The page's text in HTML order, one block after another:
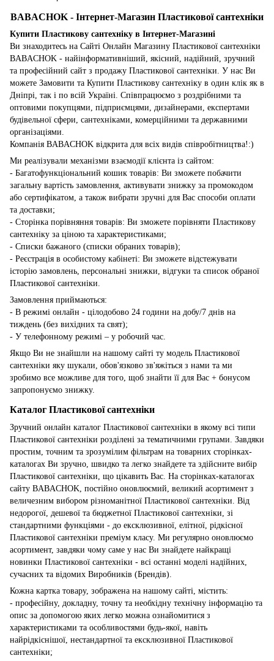
BABACHOK - Інтернет-Магазин Пластикової сантехніки
Купити Пластикову сантехніку в Інтернет-Магазині
Ви знаходитесь на Сайті Онлайн Магазину Пластикової сантехніки
BABACHOK - найінформативніший, якісний, надійний, зручний
та професійний сайт з продажу Пластикової сантехніки. У нас Ви
можете Замовити та Купити Пластикову сантехніку в один клік як в
Дніпрі, так і по всій Україні. Співпрацюємо з роздрібними та
оптовими покупцями, підприємцями, дизайнерами, експертами
будівельної сфери, сантехніками, комерційними та державними
організаціями.
Компанія BABACHOK відкрита для всіх видів співробітництва!:)
Ми реалізували механізми взаємодії клієнта із сайтом:
- Багатофункціональний кошик товарів: Ви зможете побачити
загальну вартість замовлення, активувати знижку за промокодом
або сертифікатом, а також вибрати зручні для Вас способи оплати
та доставки;
- Сторінка порівняння товарів: Ви зможете порівняти Пластикову
сантехніку за ціною та характеристиками;
- Списки бажаного (списки обраних товарів);
- Реєстрація в особистому кабінеті: Ви зможете відстежувати
історію замовлень, персональні знижки, відгуки та список обраної
Пластикової сантехніки.
Замовлення приймаються:
- В режимі онлайн - цілодобово 24 години на добу/7 днів на
тиждень (без вихідних та свят);
- У телефонному режимі – у робочий час.
Якщо Ви не знайшли на нашому сайті ту модель Пластикової
сантехніки яку шукали, обов'язково зв'яжіться з нами та ми
зробимо все можливе для того, щоб знайти її для Вас + бонусом
запропонуємо знижку.
Каталог Пластикової сантехніки
Зручний онлайн каталог Пластикової сантехніки в якому всі типи
Пластикової сантехніки розділені за тематичними групами. Завдяки
простим, точним та зрозумілим фільтрам на товарних сторінках-
каталогах Ви зручно, швидко та легко знайдете та здійсните вибір
Пластикової сантехніки, що цікавить Вас. На сторінках-каталогах
сайту BABACHOK, постійно оновлюємий, великий асортимент з
величезним вибором різноманітної Пластикової сантехніки. Від
недорогої, дешевої та бюджетної Пластикової сантехніки, зі
стандартними функціями - до ексклюзивної, елітної, рідкісної
Пластикової сантехніки преміум класу. Ми регулярно оновлюємо
асортимент, завдяки чому саме у нас Ви знайдете найкращі
новинки Пластикової сантехніки - всі останні моделі надійних,
сучасних та відомих Виробників (Брендів).
Кожна картка товару, зображена на нашому сайті, містить:
- професійну, докладну, точну та необхідну технічну інформацію та
опис за допомогою яких легко можна ознайомитися з
характеристиками та особливостями будь-якої, навіть
найрідкіснішої, нестандартної та ексклюзивної Пластикової
сантехніки;